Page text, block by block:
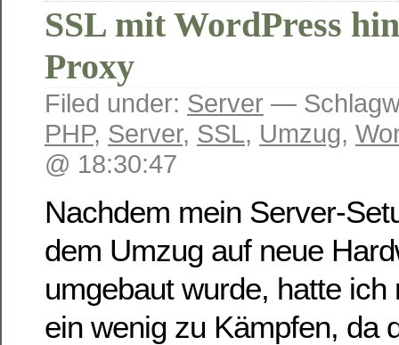
SSL mit WordPress
Proxy
Filed under: Server —
PHP, Server, SSL, Umzug,
@ 18:30:47
Nachdem mein Server-
dem Umzug auf neue
umgebaut wurde, hatte
ein wenig zu Kämpfen, da